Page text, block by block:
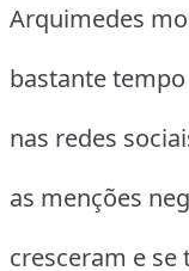
Arquimedes
bastante
nas redes
as menções
cresceram e